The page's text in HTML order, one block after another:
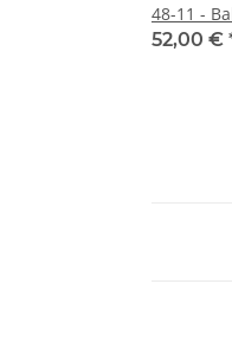
48-11 -
52,00 €